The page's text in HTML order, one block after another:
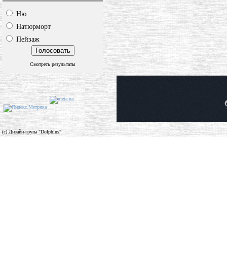
Ню
Натюрморт
Пейзаж
Смотреть результаты
(c) Дизайн-група "Dolphins"